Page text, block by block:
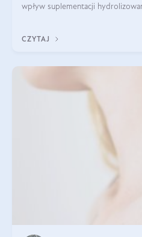
wpływ suplementacji
CZYTAJ